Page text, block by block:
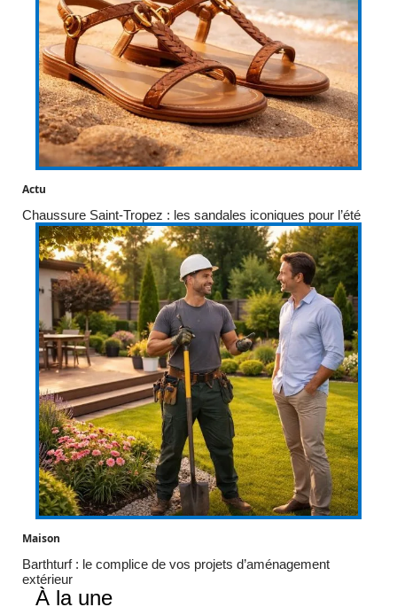
Actu
Chaussure Saint-Tropez : les sandales iconiques pour l’été
Maison
Barthturf : le complice de vos projets d’aménagement
extérieur
À la une